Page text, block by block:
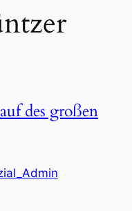
des großen